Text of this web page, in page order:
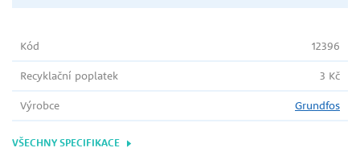
Kód 12396
Recyklační poplatek 3 Kč
Výrobce Grundfos
VŠECHNY SPECIFIKACE